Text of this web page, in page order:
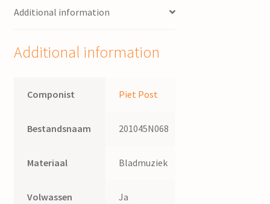
quantity
Additional information
Additional information
Componist Piet Post
Bestandsnaam 201045N068
Materiaal Bladmuziek
Volwassen Ja